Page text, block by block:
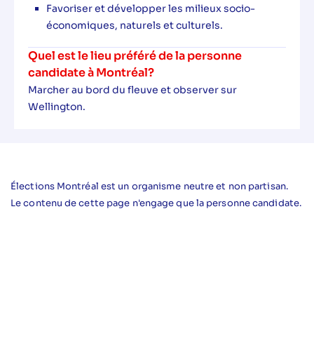
Favoriser et développer les milieux socio-
économiques, naturels et culturels.
Quel est le lieu préféré de la personne
candidate à Montréal?
Marcher au bord du fleuve et observer sur
Wellington.
Élections Montréal est un organisme neutre et non partisan.
Le contenu de cette page n'engage que la personne candidate.